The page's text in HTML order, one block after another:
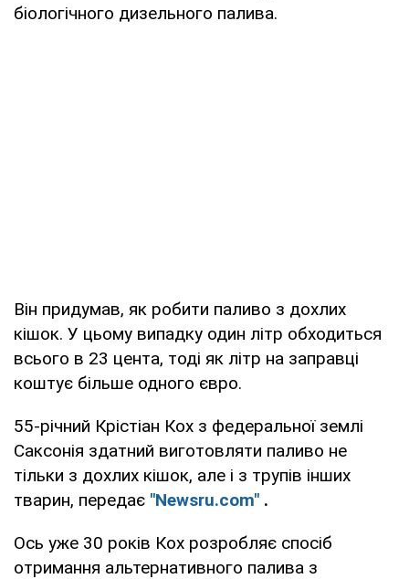
біологічного дизельного палива.
Він придумав, як робити паливо з дохлих
кішок. У цьому випадку один літр обходиться
всього в 23 цента, тоді як літр на заправці
коштує більше одного євро.
55-річний Крістіан Кох з федеральної землі
Саксонія здатний виготовляти паливо не
тільки з дохлих кішок, але і з трупів інших
тварин, передає "Newsru.com" .
Ось уже 30 років Кох розробляє спосіб
отримання альтернативного палива з